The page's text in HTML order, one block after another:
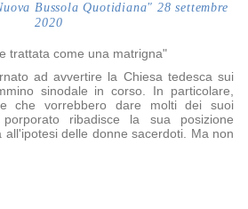
Bussola Quotidiana" 28 settembre
2020
trattata come una matrigna"
ad avvertire la Chiesa tedesca sui
sinodale in corso. In particolare,
che vorrebbero dare molti dei suoi
ribadisce la sua posizione
all'ipotesi delle donne sacerdoti. Ma non